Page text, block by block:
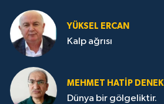
YÜKSEL ERCAN
Kalp ağrısı
MEHMET HATİP DENEK
Dünya bir gölgeliktir.